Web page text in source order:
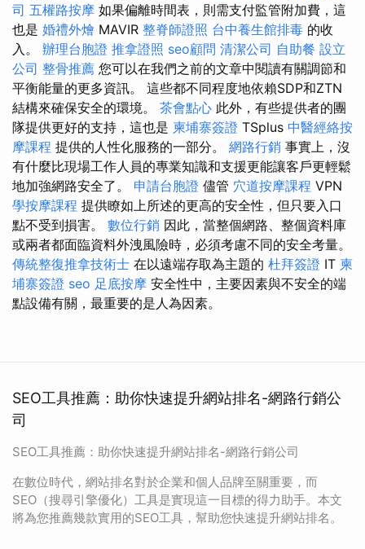
司 五權路按摩 如果偏離時間表，則需支付監管附加費，這
也是 婚禮外燴 MAVIR 整脊師證照 台中養生館排毒 的收
入。 辦理台胞證 推拿證照 seo顧問 清潔公司 自助餐 設立
公司 整骨推薦 您可以在我們之前的文章中閱讀有關調節和
平衡能量的更多資訊。 這些都不同程度地依賴SDP和ZTN
結構來確保安全的環境。 茶會點心 此外，有些提供者的團
隊提供更好的支持，這也是 柬埔寨簽證 TSplus 中醫經絡按
摩課程 提供的人性化服務的一部分。 網路行銷 事實上，沒
有什麼比現場工作人員的專業知識和支援更能讓客戶更輕鬆
地加強網路安全了。 申請台胞證 儘管 穴道按摩課程 VPN
學按摩課程 提供瞭如上所述的更高的安全性，但只要入口
點不受到損害。 數位行銷 因此，當整個網路、整個資料庫
或兩者都面臨資料外洩風險時，必須考慮不同的安全考量。
傳統整復推拿技術士 在以遠端存取為主題的 杜拜簽證 IT 柬
埔寨簽證 seo 足底按摩 安全性中，主要因素與不安全的端
點設備有關，最重要的是人為因素。
SEO工具推薦：助你快速提升網站排名-網路行銷公
司
SEO工具推薦：助你快速提升網站排名-網路行銷公司
在數位時代，網站排名對於企業和個人品牌至關重要，而
SEO（搜尋引擎優化）工具是實現這一目標的得力助手。本文
將為您推薦幾款實用的SEO工具，幫助您快速提升網站排名。